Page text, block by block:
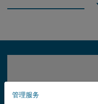
管理服务